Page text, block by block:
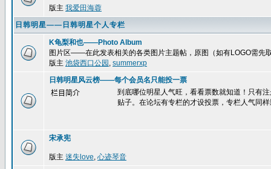
版主 我爱田海蓉
日韩明星——日韩明星个人专栏
K龟梨和也——Photo Album
图片区——在此发表相关的各类图片主题帖，原图（如有LOGO需先
版主 池袋西口公园 , summerxp
日韩明星风云榜——每个会员名只能投一票
栏目简介
到底哪位明星人气旺，看看票数就知道！只有
贴子。在论坛有专栏的才设投票，专栏人气同
宋承宪
版主 迷失love, 心迹琴音